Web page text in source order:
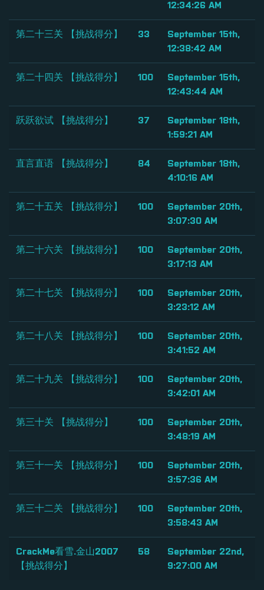
12:34:26 AM
第二十三关 【挑战得分】 33
September 15th,
12:38:42 AM
第二十四关 【挑战得分】 100
September 15th,
12:43:44 AM
跃跃欲试 【挑战得分】 37
September 18th,
1:59:21 AM
直言直语 【挑战得分】 84
September 18th,
4:10:16 AM
第二十五关 【挑战得分】 100
September 20th,
3:07:30 AM
第二十六关 【挑战得分】 100
September 20th,
3:17:13 AM
第二十七关 【挑战得分】 100
September 20th,
3:23:12 AM
第二十八关 【挑战得分】 100
September 20th,
3:41:52 AM
第二十九关 【挑战得分】 100
September 20th,
3:42:01 AM
第三十关 【挑战得分】 100
September 20th,
3:48:19 AM
第三十一关 【挑战得分】 100
September 20th,
3:57:36 AM
第三十二关 【挑战得分】 100
September 20th,
3:58:43 AM
CrackMe看雪.金山2007
【挑战得分】
58
September 22nd,
9:27:00 AM